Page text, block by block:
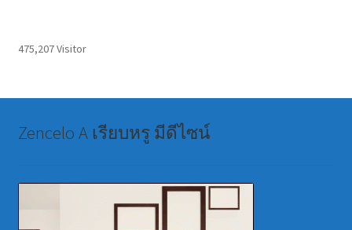
475,207 Visitor
Zencelo A เรียบหรู มีดีไซน์